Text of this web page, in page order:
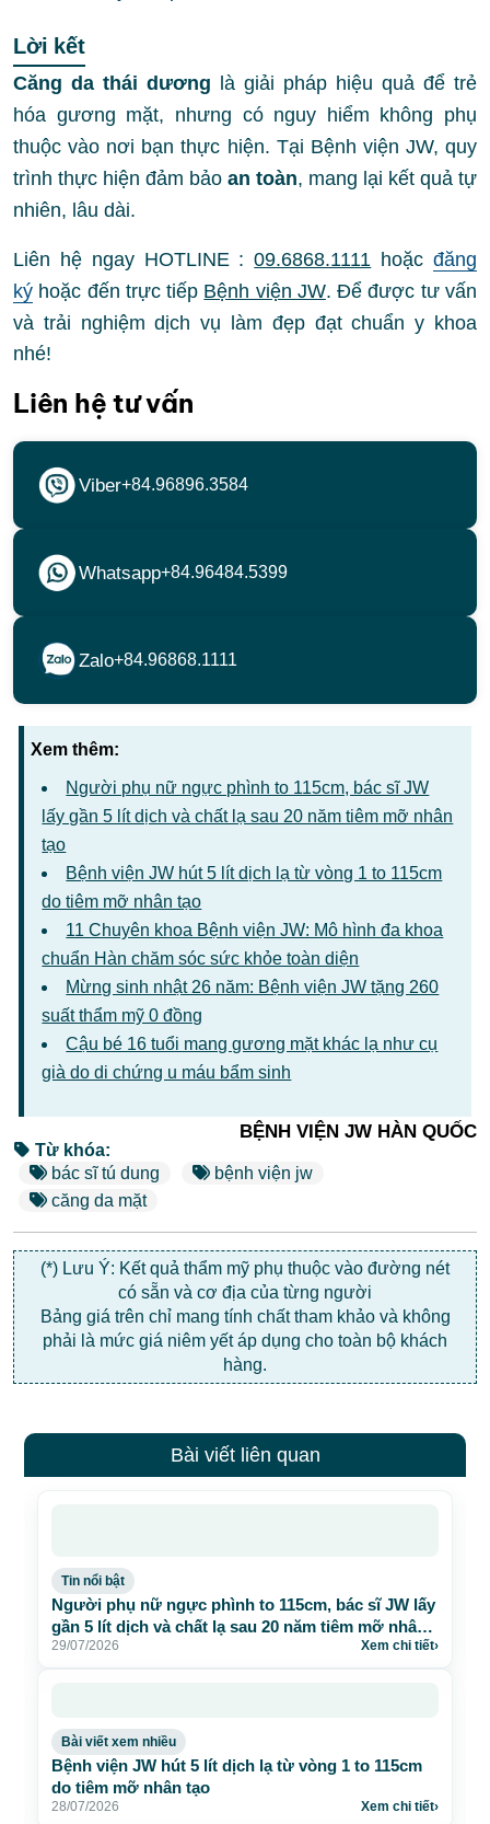
Lời kết
Căng da thái dương là giải pháp hiệu quả để trẻ
hóa gương mặt, nhưng có nguy hiểm không phụ
thuộc vào nơi bạn thực hiện. Tại Bệnh viện JW, quy
trình thực hiện đảm bảo an toàn, mang lại kết quả tự
nhiên, lâu dài.
Liên hệ ngay HOTLINE :09.6868.1111 hoặcđăng
ký hoặc đến trực tiếp Bệnh viện JW. Để được tư vấn
và trải nghiệm dịch vụ làm đẹp đạt chuẩn y khoa
nhé!
Liên hệ tư vấn
Viber+84.96896.3584
Whatsapp+84.96484.5399
Zalo+84.96868.1111
Xem thêm:
Người phụ nữ ngực phình to 115cm, bác sĩ JW
lấy gần 5 lít dịch và chất lạ sau 20 năm tiêm mỡ nhân
tạo
Bệnh viện JW hút 5 lít dịch lạ từ vòng 1 to 115cm
do tiêm mỡ nhân tạo
11 Chuyên khoa Bệnh viện JW: Mô hình đa khoa
chuẩn Hàn chăm sóc sức khỏe toàn diện
Mừng sinh nhật 26 năm: Bệnh viện JW tặng 260
suất thẩm mỹ 0 đồng
Cậu bé 16 tuổi mang gương mặt khác lạ như cụ
già do di chứng u máu bẩm sinh
BỆNH VIỆN JW HÀN QUỐC
Từ khóa:
bác sĩ tú dung
bệnh viện jw
căng da mặt
(*) Lưu Ý: Kết quả thẩm mỹ phụ thuộc vào đường nét
có sẵn và cơ địa của từng người
Bảng giá trên chỉ mang tính chất tham khảo và không
phải là mức giá niêm yết áp dụng cho toàn bộ khách
hàng.
Bài viết liên quan
Tin nổi bật
Người phụ nữ ngực phình to 115cm, bác sĩ JW lấy
gần 5 lít dịch và chất lạ sau 20 năm tiêm mỡ nhân
tạo
29/07/2026 Xem chi tiết›
Bài viết xem nhiều
Bệnh viện JW hút 5 lít dịch lạ từ vòng 1 to 115cm
do tiêm mỡ nhân tạo
28/07/2026 Xem chi tiết›